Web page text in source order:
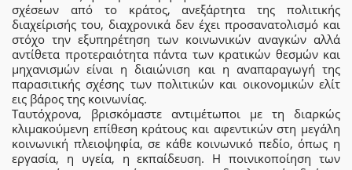
σχέσεων από το κράτος, ανεξάρτητα της πολιτικής
διαχείρισής του, διαχρονικά δεν έχει προσανατολισμό και
στόχο την εξυπηρέτηση των κοινωνικών αναγκών αλλά
αντίθετα προτεραιότητα πάντα των κρατικών θεσμών και
μηχανισμών είναι η διαιώνιση και η αναπαραγωγή της
παρασιτικής σχέσης των πολιτικών και οικονομικών ελίτ
εις βάρος της κοινωνίας.
Ταυτόχρονα, βρισκόμαστε αντιμέτωποι με τη διαρκώς
κλιμακούμενη επίθεση κράτους και αφεντικών στη μεγάλη
κοινωνική πλειοψηφία, σε κάθε κοινωνικό πεδίο, όπως η
εργασία, η υγεία, η εκπαίδευση. Η ποινικοποίηση των